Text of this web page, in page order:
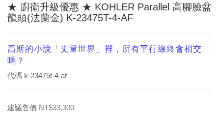
★ 廚衛升級優惠 ★ KOHLER Parallel 高腳臉盆
龍頭(法蘭金) K-23475T-4-AF
高斯的小說「丈量世界」裡，所有平行線終會相交
嗎？
代碼 k-23475t-4-af
建議售價 NT$33,300